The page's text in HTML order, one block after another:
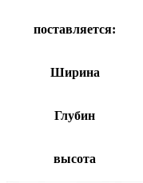
поставляется:
Ширина
Глубин
высота